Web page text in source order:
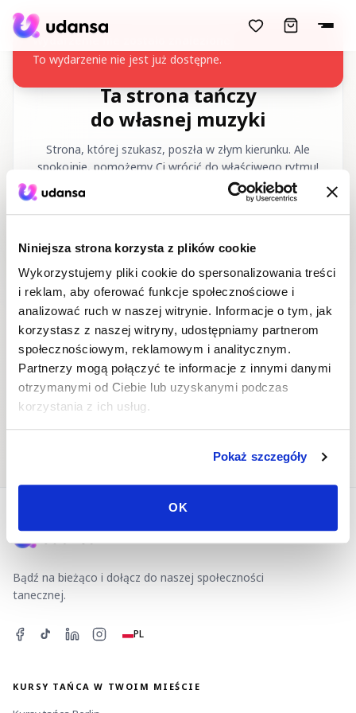
Niniejsza strona korzysta z plików cookie
Wykorzystujemy pliki cookie do spersonalizowania treści
i reklam, aby oferować funkcje społecznościowe i
analizować ruch w naszej witrynie. Informacje o tym, jak
korzystasz z naszej witryny, udostępniamy partnerom
społecznościowym, reklamowym i analitycznym.
Partnerzy mogą połączyć te informacje z innymi danymi
otrzymanymi od Ciebie lub uzyskanymi podczas
korzystania z ich usług.
Pokaż szczegóły
OK
accessibility.skipToMainContent
Wydarzenie nie zostało znalezione
To wydarzenie nie jest już dostępne.
Ta strona tańczy
do własnej muzyki
Strona, której szukasz, poszła w złym kierunku. Ale
spokojnie, pomożemy Ci wrócić do właściwego rytmu!
Strona główna Kursy tańca
Bądź na bieżąco i dołącz do naszej społeczności
tanecznej.
PL
KURSY TAŃCA W TWOIM MIEŚCIE